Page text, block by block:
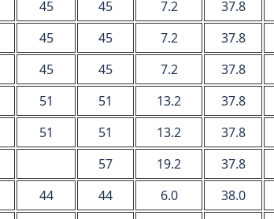
45 45 7.2
37.8
45 45 7.2
37.8
45 45 7.2
37.8
51 51 13.2
37.8
51 51 13.2 37.8
57 19.2
37.8
44 44 6.0
38.0